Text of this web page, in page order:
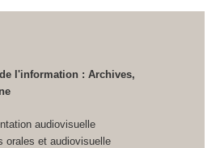
l'information : Archives,
audiovisuelle
orales et audiovisuelle